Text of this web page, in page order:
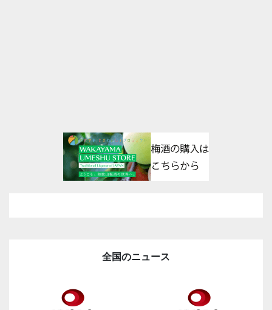
全国のニュース